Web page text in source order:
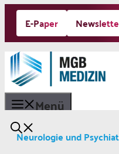
Zum
Inhalt
springen
E-Paper
Menü
Neurologie und